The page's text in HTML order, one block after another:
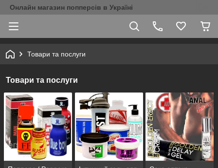
Онлайн магазин попперсів в Україні
Товари та послуги
Товари та послуги